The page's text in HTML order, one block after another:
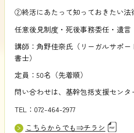
②終活にあたって知っておきたい法
任意後見制度・死後事務委任・遺言
講師：角野佳奈氏（リーガルサポ
書士）
定員：50名（先着順）
問い合わせは、基幹包括支援セン
TEL：072-464-2977
こちらからでも⇒チラシ